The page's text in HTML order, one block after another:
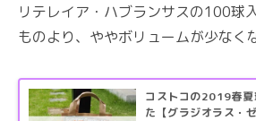
リテレイア・ハブランサスの100球
ものより、ややボリュームが少なく
コストコの2019春夏
た【グラジオラス・